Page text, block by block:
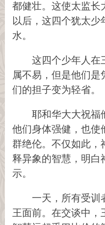
都健壮。这使太监长
以后，这四个犹太
水。
这四个少年人在
属不易，但是他们
们的担子变为轻省。
耶和华大大祝福
他们身体强健，也使
群绝伦。不仅如此，
释异象的智慧，明白
示。
一天，所有受训
王面前。在交谈中，